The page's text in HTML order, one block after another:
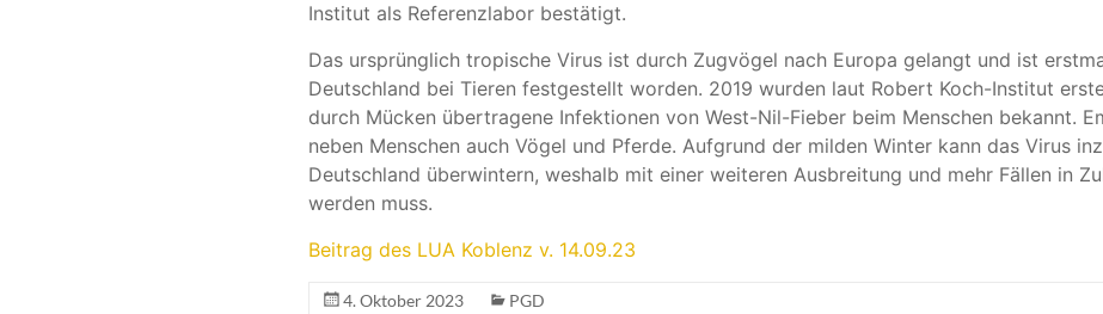
Institut als Referenzlabor bestätigt.
Das ursprünglich tropische Virus ist durch Zugvögel nach Europa gelangt und ist
Deutschland bei Tieren festgestellt worden. 2019 wurden laut Robert Koch-Institut
durch Mücken übertragene Infektionen von West-Nil-Fieber beim Menschen bekannt.
neben Menschen auch Vögel und Pferde. Aufgrund der milden Winter kann das Virus
Deutschland überwintern, weshalb mit einer weiteren Ausbreitung und mehr Fällen in
werden muss.
Beitrag des LUA Koblenz v. 14.09.23
4. Oktober 2023 PGD